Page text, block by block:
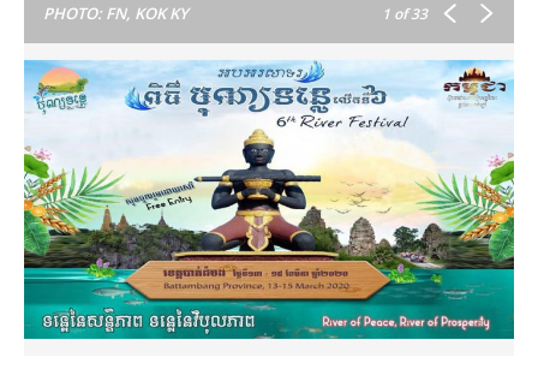
PHOTO: FN, KOK KY 1 of 33